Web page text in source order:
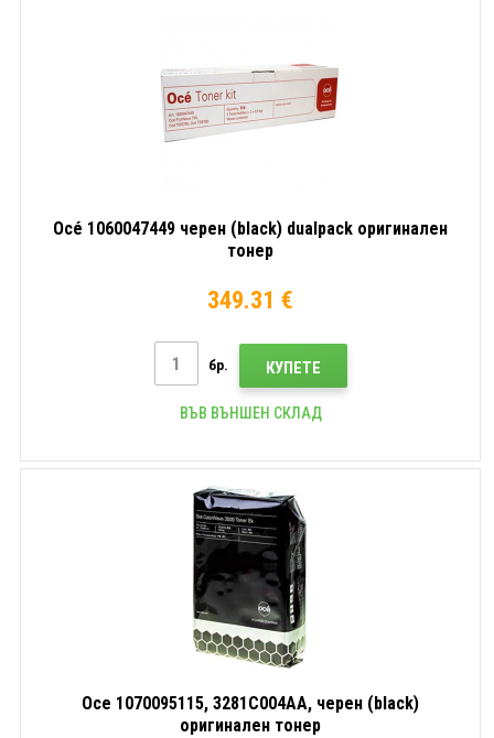
Océ 1060047449 черен (black) dualpack оригинален
тонер
349.31 €
бр. КУПЕТЕ
ВЪВ ВЪНШЕН СКЛАД
Oce 1070095115, 3281C004AA, черен (black)
оригинален тонер